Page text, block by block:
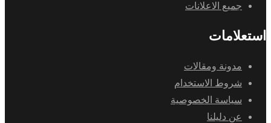
جميع الاعلانات
استعلامات
مدونة ومقالات
شروط الاستخدام
سياسة الخصوصية
عن دليلنا